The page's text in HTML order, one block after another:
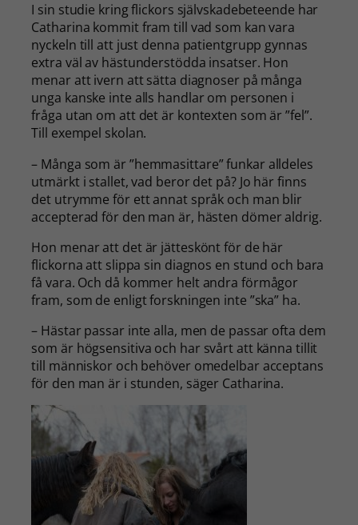
I sin studie kring flickors självskadebeteende har
Catharina kommit fram till vad som kan vara
nyckeln till att just denna patientgrupp gynnas
extra väl av hästunderstödda insatser. Hon
menar att ivern att sätta diagnoser på många
unga kanske inte alls handlar om personen i
fråga utan om att det är kontexten som är ”fel”.
Till exempel skolan.
– Många som är ”hemmasittare” funkar alldeles
utmärkt i stallet, vad beror det på? Jo här finns
det utrymme för ett annat språk och man blir
accepterad för den man är, hästen dömer aldrig.
Hon menar att det är jätteskönt för de här
flickorna att slippa sin diagnos en stund och bara
få vara. Och då kommer helt andra förmågor
fram, som de enligt forskningen inte ”ska” ha.
– Hästar passar inte alla, men de passar ofta dem
som är högsensitiva och har svårt att känna tillit
till människor och behöver omedelbar acceptans
för den man är i stunden, säger Catharina.